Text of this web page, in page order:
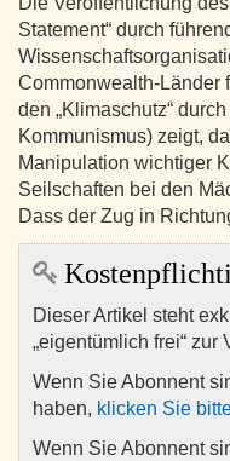
Statement“ durch
Commonwealth-Länder
den „Klimaschutz“
Kommunismus) zeigt,
Manipulation wichtiger
Seilschaften bei den
Dass der Zug in
Dieser Artikel steht
„eigentümlich frei“ zur
Wenn Sie Abonnent
haben, klicken Sie
Wenn Sie Abonnent